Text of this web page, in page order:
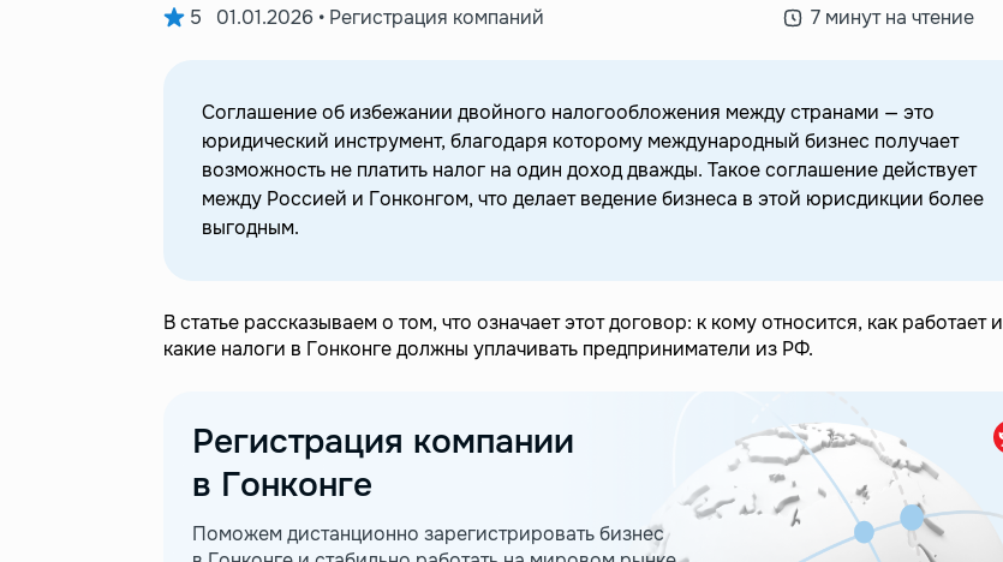
5 01.01.2026 • Регистрация компаний 7 минут на чтение
Соглашение об избежании двойного налогообложения между странами — это
юридический инструмент, благодаря которому международный бизнес получает
возможность не платить налог на один доход дважды. Такое соглашение действует
между Россией и Гонконгом, что делает ведение бизнеса в этой юрисдикции более
выгодным.
В статье рассказываем о том, что означает этот договор: к кому относится, как работает и
какие налоги в Гонконге должны уплачивать предприниматели из РФ.
Регистрация компании
в Гонконге
Поможем дистанционно зарегистрировать бизнес